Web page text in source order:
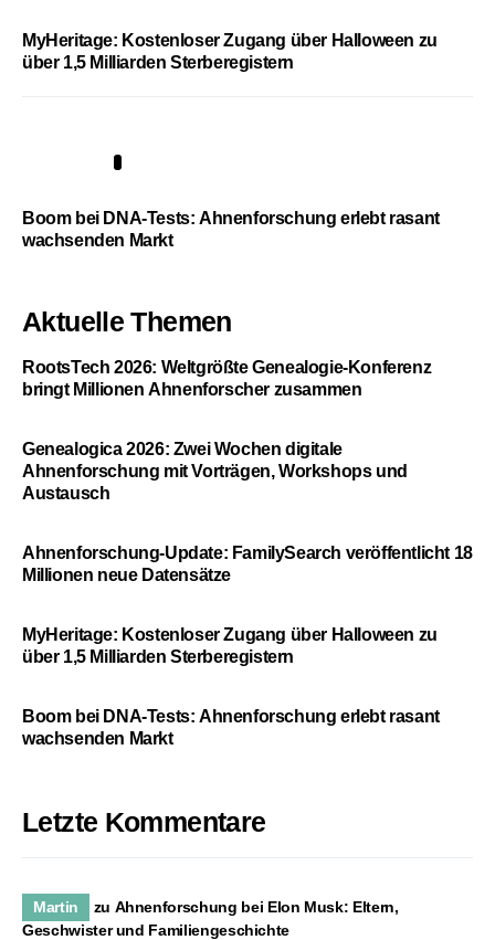
MyHeritage: Kostenloser Zugang über Halloween zu
über 1,5 Milliarden Sterberegistern
Boom bei DNA-Tests: Ahnenforschung erlebt rasant
wachsenden Markt
Aktuelle Themen
RootsTech 2026: Weltgrößte Genealogie-Konferenz
bringt Millionen Ahnenforscher zusammen
Genealogica 2026: Zwei Wochen digitale
Ahnenforschung mit Vorträgen, Workshops und
Austausch
Ahnenforschung-Update: FamilySearch veröffentlicht 18
Millionen neue Datensätze
MyHeritage: Kostenloser Zugang über Halloween zu
über 1,5 Milliarden Sterberegistern
Boom bei DNA-Tests: Ahnenforschung erlebt rasant
wachsenden Markt
Letzte Kommentare
Martin zu Ahnenforschung bei Elon Musk: Eltern,
Geschwister und Familiengeschichte